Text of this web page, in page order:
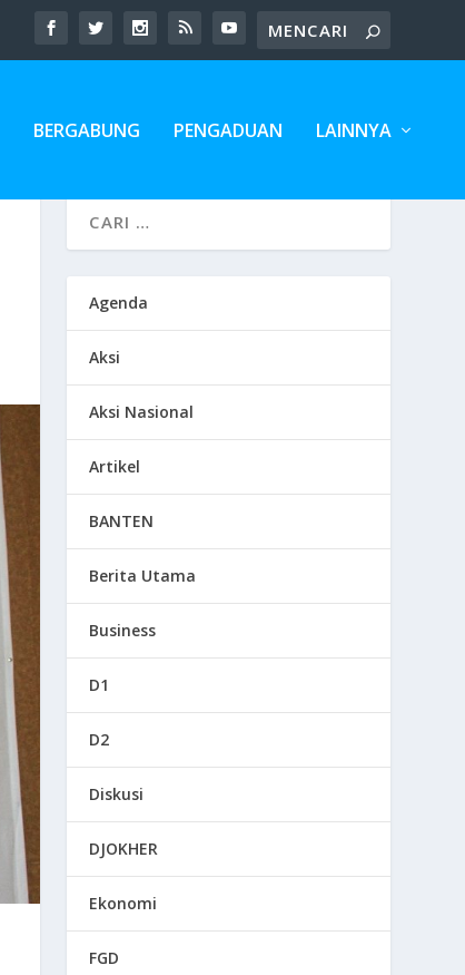
BERGABUNG PENGADUAN LAINNYA
Agenda
Aksi
Aksi Nasional
Artikel
BANTEN
Berita Utama
Business
D1
D2
Diskusi
DJOKHER
Ekonomi
FGD